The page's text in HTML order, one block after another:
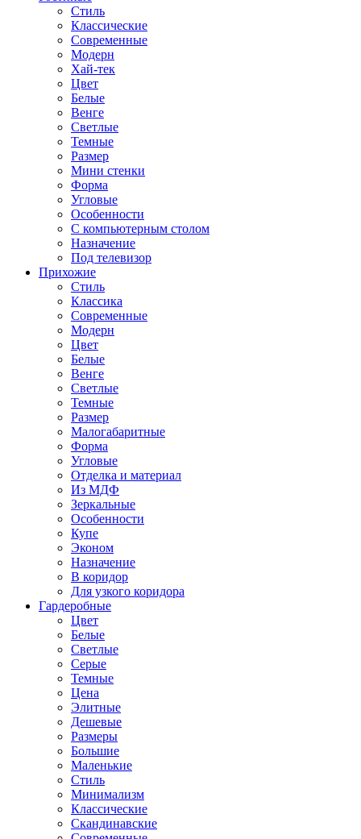
Стиль
Классические
Современные
Модерн
Хай-тек
Цвет
Белые
Венге
Светлые
Темные
Размер
Мини стенки
Форма
Угловые
Особенности
С компьютерным столом
Назначение
Под телевизор
Прихожие
Стиль
Классика
Современные
Модерн
Цвет
Белые
Венге
Светлые
Темные
Размер
Малогабаритные
Форма
Угловые
Отделка и материал
Из МДФ
Зеркальные
Особенности
Купе
Эконом
Назначение
В коридор
Для узкого коридора
Гардеробные
Цвет
Белые
Светлые
Серые
Темные
Цена
Элитные
Дешевые
Размеры
Большие
Маленькие
Стиль
Минимализм
Классические
Скандинавские